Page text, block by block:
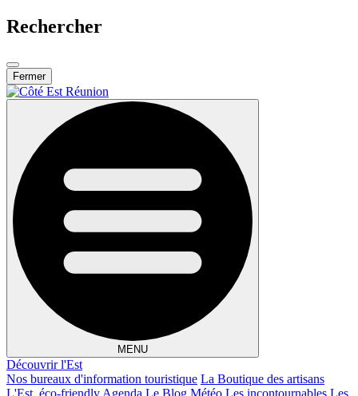
Rechercher
Fermer
MENU
Découvrir l'Est
Nos bureaux d'information touristique La Boutique des artisans
L'Est, éco-friendly Agenda Le Blog Météo Les incontournables Les